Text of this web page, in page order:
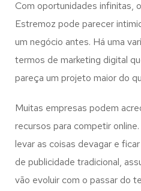
Com oportunidades infinitas,
Estremoz pode parecer
um negócio antes. Há uma
termos de marketing digital
pareça um projeto maior do
Muitas empresas podem
recursos para competir
levar as coisas devagar e
de publicidade tradicional,
vão evoluir com o passar do